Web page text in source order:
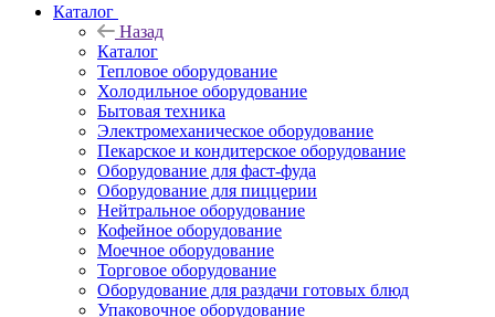
Каталог
Назад
Каталог
Тепловое оборудование
Холодильное оборудование
Бытовая техника
Электромеханическое оборудование
Пекарское и кондитерское оборудование
Оборудование для фаст-фуда
Оборудование для пиццерии
Нейтральное оборудование
Кофейное оборудование
Моечное оборудование
Торговое оборудование
Оборудование для раздачи готовых блюд
Упаковочное оборудование